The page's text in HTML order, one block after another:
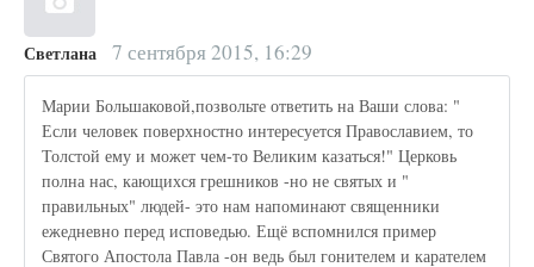
Светлана 7 сентября 2015, 16:29
Марии Большаковой,позвольте ответить на Ваши слова: "
Если человек поверхностно интересуется Православием, то
Толстой ему и может чем-то Великим казаться!" Церковь
полна нас, кающихся грешников -но не святых и "
правильных" людей- это нам напоминают священники
ежедневно перед исповедью. Ещё вспомнился пример
Святого Апостола Павла -он ведь был гонителем и карателем